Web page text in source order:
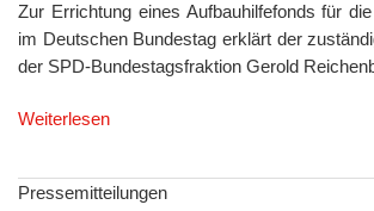
Zur Errichtung eines Aufbauhilfefonds für
im Deutschen Bundestag erklärt der
der SPD-Bundestagsfraktion Gerold
Weiterlesen
Pressemitteilungen